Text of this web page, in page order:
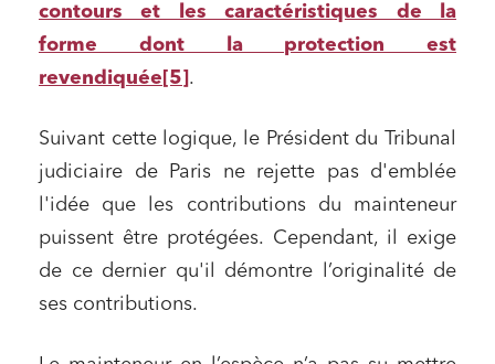
contours et les caractéristiques de la
forme dont la protection est
revendiquée [5] .
Suivant cette logique, le Président du Tribunal
judiciaire de Paris ne rejette pas d'emblée
l'idée que les contributions du mainteneur
puissent être protégées. Cependant, il exige
de ce dernier qu'il démontre l’originalité de
ses contributions.